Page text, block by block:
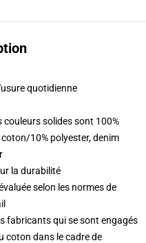
quotidienne
solides sont 100%
10% polyester, denim
la durabilité
selon les normes de
fabricants qui se sont engagés
coton dans le cadre de